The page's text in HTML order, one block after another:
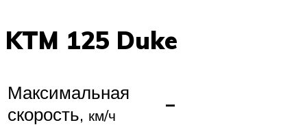
KTM 125 Duke
Максимальная
скорость, км/ч
–